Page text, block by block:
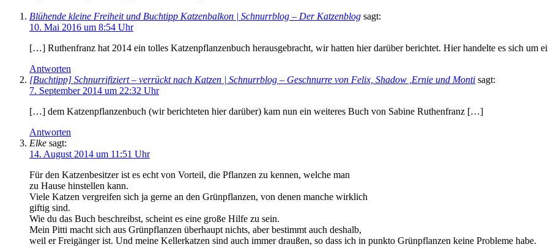
Blühende kleine Freiheit und Buchtipp Katzenbalkon | Schnurrblog – Der Katzenblog sagt:
10. Mai 2016 um 8:54 Uhr
[…] Ruthenfranz hat 2014 ein tolles Katzenpflanzenbuch herausgebracht, wir hatten hier darüber berichtet. Hier handelte es sich
Antworten
[Buchtipp] Schnurrifiziert – verrückt nach Katzen | Schnurrblog – Geschnurre von Felix, Shadow ,Ernie und Monti sagt:
7. September 2014 um 22:32 Uhr
[…] dem Katzenpflanzenbuch (wir berichteten hier darüber) kam nun ein weiteres Buch von Sabine Ruthenfranz […]
Antworten
Elke sagt:
14. August 2014 um 11:51 Uhr
Für den Katzenbesitzer ist es echt von Vorteil, die Pflanzen zu kennen, welche man
zu Hause hinstellen kann.
Viele Katzen vergreifen sich ja gerne an den Grünpflanzen, von denen manche wirklich
giftig sind.
Wie du das Buch beschreibst, scheint es eine große Hilfe zu sein.
Mein Pitti macht sich aus Grünpflanzen überhaupt nichts, aber bestimmt auch deshalb,
weil er Freigänger ist. Und meine Kellerkatzen sind auch immer draußen, so dass ich in punkto Grünpflanzen keine Probleme habe.